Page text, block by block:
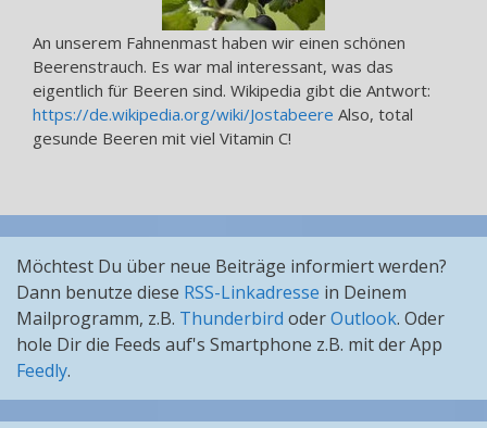
An unserem Fahnenmast haben wir einen schönen
Beerenstrauch. Es war mal interessant, was das
eigentlich für Beeren sind. Wikipedia gibt die Antwort:
https://de.wikipedia.org/wiki/Jostabeere Also, total
gesunde Beeren mit viel Vitamin C!
Möchtest Du über neue Beiträge informiert werden?
Dann benutze diese RSS-Linkadresse in Deinem
Mailprogramm, z.B. Thunderbird oderOutlook. Oder
hole Dir die Feeds auf's Smartphone z.B. mit der App
Feedly.